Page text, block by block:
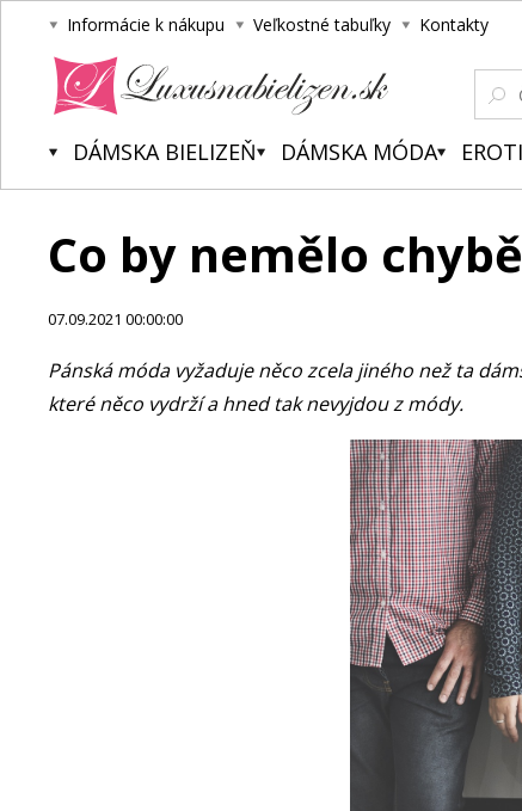
Informácie k nákupu Veľkostné tabuľky Kontakty
DÁMSKA BIELIZEŇ DÁMSKA MÓDA
Co by nemělo
07.09.2021 00:00:00
Pánská móda vyžaduje něco zcela jiného než ta
které něco vydrží a hned tak nevyjdou z módy.